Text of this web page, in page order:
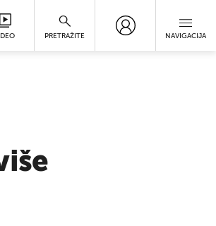
PRETRAŽITE NAVIGACIJA